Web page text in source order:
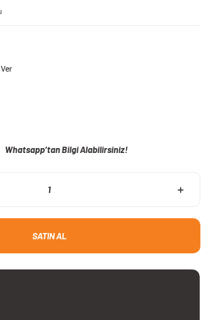
Whatsapp’tan Bilgi Alabilirsiniz!
SATIN AL